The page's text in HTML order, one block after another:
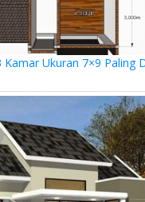
Ukuran 7×9 Paling